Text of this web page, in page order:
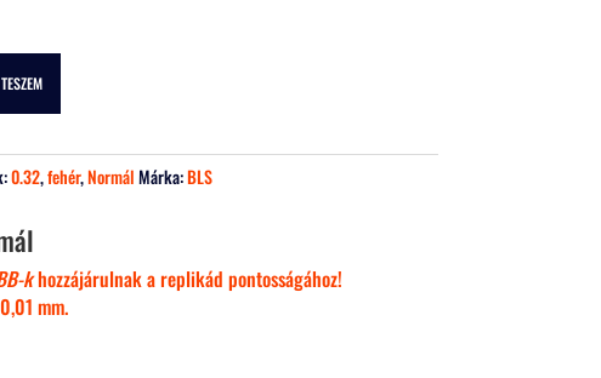
0.32,fehér,NormálMárka:BLS
khozzájárulnak a replikád pontosságához!
mm.